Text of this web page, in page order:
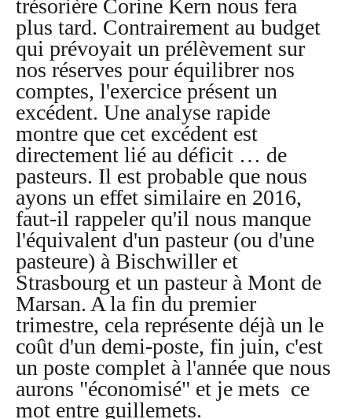
trésorière Corine Kern nous fera
plus tard. Contrairement au budget
qui prévoyait un prélèvement sur
nos réserves pour équilibrer nos
comptes, l'exercice présent un
excédent. Une analyse rapide
montre que cet excédent est
directement lié au déficit … de
pasteurs. Il est probable que nous
ayons un effet similaire en 2016,
faut-il rappeler qu'il nous manque
l'équivalent d'un pasteur (ou d'une
pasteure) à Bischwiller et
Strasbourg et un pasteur à Mont de
Marsan. A la fin du premier
trimestre, cela représente déjà un le
coût d'un demi-poste, fin juin, c'est
un poste complet à l'année que nous
aurons "économisé" et je mets ce
mot entre guillemets.